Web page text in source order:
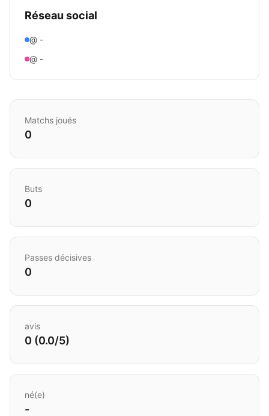
Réseau social
@ -
@ -
Matchs joués
0
Buts
0
Passes décisives
0
avis
0 (0.0/5)
né(e)
-